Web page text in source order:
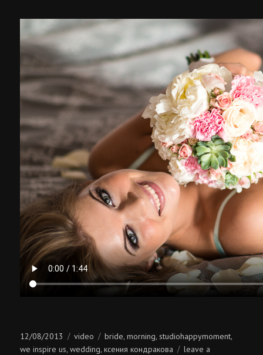
Posted
on
12/08/2013 Categories
video Tags
bride,morning, studiohappymoment,
we inspire us,wedding,ксения кондракова
leave a